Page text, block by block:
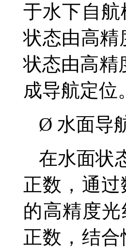
于水下自
状态由高精
状态由高精
成导航定位。
Ø 水面导
在水面状
正数，通
的高精度
正数，结